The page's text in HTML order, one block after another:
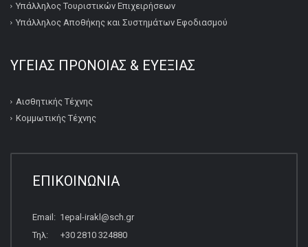
Υπάλληλος Τουριστικών Επιχειρήσεων
Υπάλληλος Αποθήκης και Συστημάτων Εφοδιασμού
ΥΓΕΙΑΣ ΠΡΟΝΟΙΑΣ & ΕΥΕΞΙΑΣ
Αισθητικής Τέχνης
Κομμωτικής Τέχνης
ΕΠΙΚΟΙΝΩΝΙΑ
Email: 1epal-irakl@sch.gr
Τηλ: +30 2810 324880